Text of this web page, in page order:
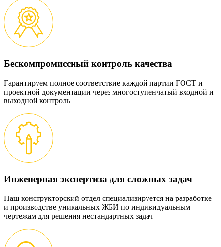
Бескомпромиссный контроль качества
Гарантируем полное соответствие каждой партии ГОСТ и
проектной документации через многоступенчатый входной и
выходной контроль
Инженерная экспертиза для сложных задач
Наш конструкторский отдел специализируется на разработке
и производстве уникальных ЖБИ по индивидуальным
чертежам для решения нестандартных задач